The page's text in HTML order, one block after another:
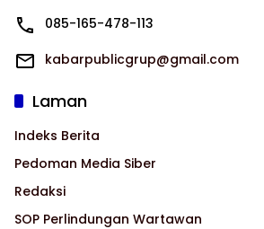
085-165-478-113
kabarpublicgrup@gmail.com
Laman
Indeks Berita
Pedoman Media Siber
Redaksi
SOP Perlindungan Wartawan